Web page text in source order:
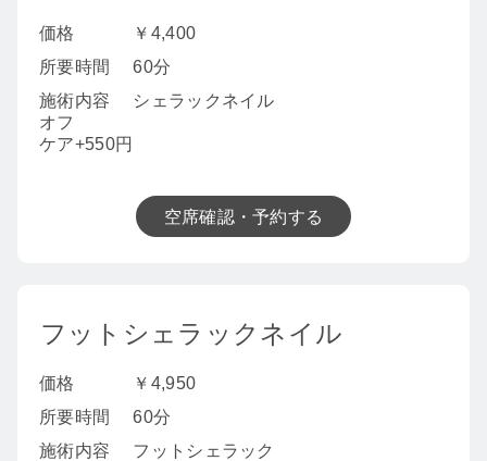
価格
￥4,400
所要時間
60分
施術内容
シェラックネイル
オフ
ケア+550円
空席確認・予約する
フットシェラックネイル
価格
￥4,950
所要時間
60分
施術内容
フットシェラック